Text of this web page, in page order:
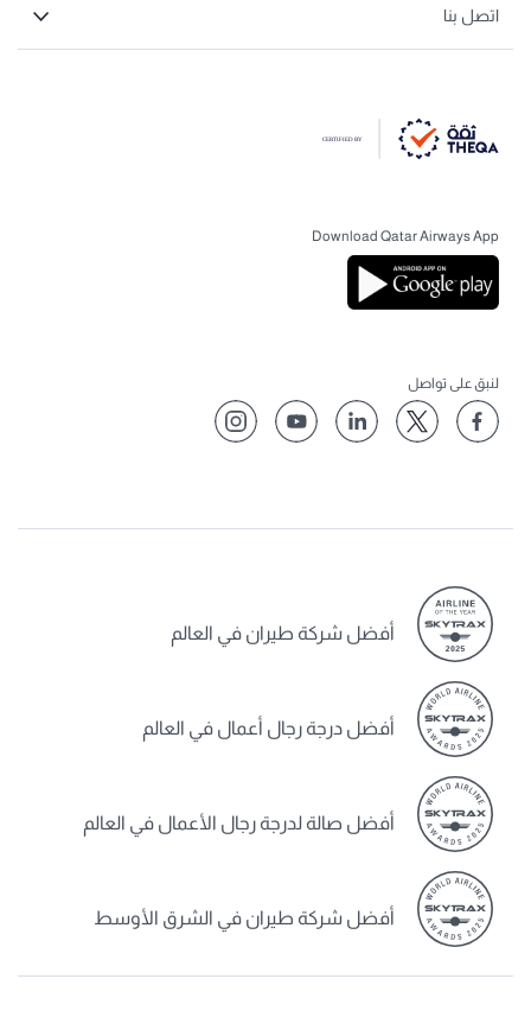
اتصل بنا
Download Qatar Airways App
لنبق على تواصل
أفضل شركة طيران في العالم
أفضل درجة رجال أعمال في العالم
أفضل صالة لدرجة رجال الأعمال في العالم
أفضل شركة طيران في الشرق الأوسط